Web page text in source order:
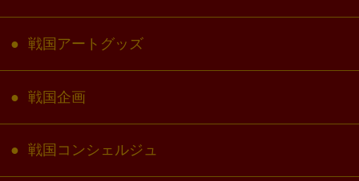
戦国アートグッズ
戦国企画
戦国コンシェルジュ